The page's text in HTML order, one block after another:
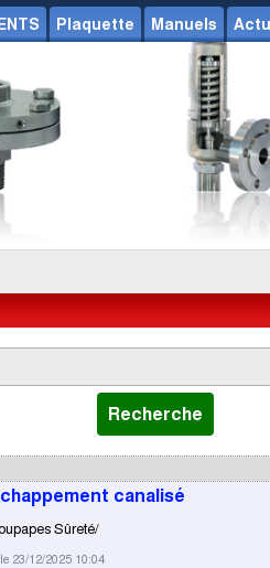
Plaquette Manuels
canalisé
Sûreté/
23/12/2025 10:04